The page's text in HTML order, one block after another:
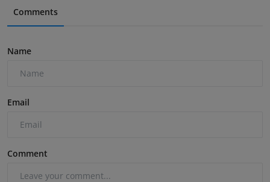
Comments
Name
Email
Comment